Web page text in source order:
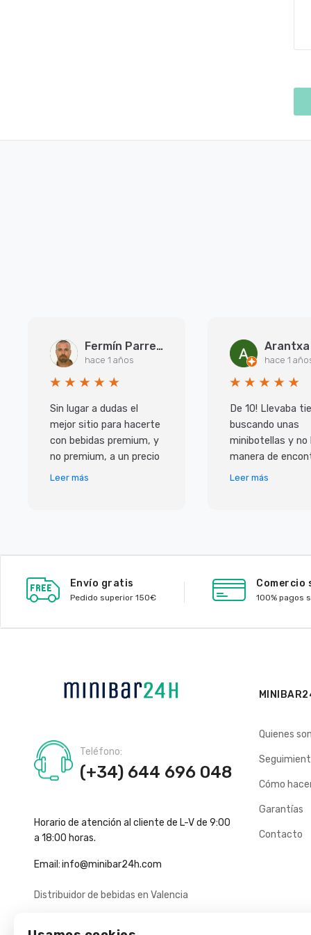
Fermín Parreño Torres
hace 1 años
Sin lugar a dudas el
mejor sitio para hacerte
con bebidas premium, y
no premium, a un precio
inmejorable. Pero lo que
Leer más
hace 1
De 10! Llevaba
buscando unas
minibotellas y no
manera de
y las que habian
Leer más
Envío gratis
Pedido superior 150€
Comercio
100% pagos
Teléfono:
(+34) 644 696 048
Horario de atención al cliente de L-V de 9:00
a 18:00 horas.
Email:info@minibar24h.com
Distribuidor de bebidas en Valencia
Quienes
Cómo
Garantías
Contacto